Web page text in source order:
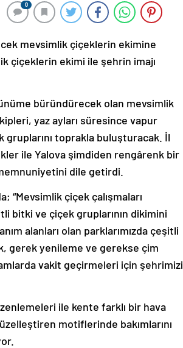
0
mevsimlik çiçeklerin ekimine
çiçeklerin ekimi ile şehrin imajı
büründürecek olan mevsimlik
yaz ayları süresince vapur
gruplarını toprakla buluşturacak. İl
ile Yalova şimdiden rengârenk bir
dile getirdi.
“Mevsimlik çiçek çalışmaları
bitki ve çiçek gruplarının dikimini
alanları olan parklarımızda çeşitli
gerek yenileme ve gerekse çim
vakit geçirmeleri için şehrimizi
ile kente farklı bir hava
motiflerinde bakımlarını